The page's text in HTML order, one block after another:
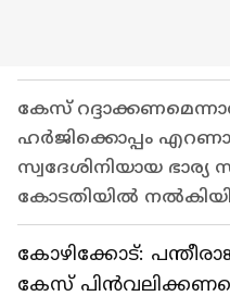
കേസ്
ഹർജിക്കൊപ്പം
സ്വദേശിനിയായ
കോടതിയിൽ
കോഴിക്കോട്:
കേസ്